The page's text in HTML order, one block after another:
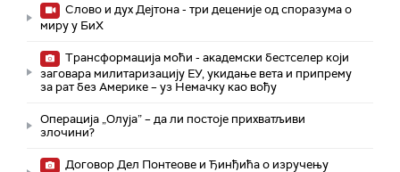
Слово и дух Дејтона - три деценије од споразума о
миру у БиХ
Трансформација моћи - академски бестселер који
заговара милитаризацију ЕУ, укидање вета и припрему
за рат без Америке – уз Немачку као вођу
Операција „Олуја” – да ли постоје прихватљиви
злочини?
Договор Дел Понтеове и Ђинђића о изручењу